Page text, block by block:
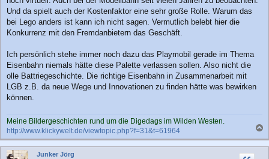
Und da spielt auch der Kostenfaktor eine sehr große Rolle. Warum das
bei Lego anders ist kann ich nicht sagen. Vermutlich belebt hier die
Konkurrenz mit den Fremdanbietern das Geschäft.
Ich persönlich stehe immer noch dazu das Playmobil gerade im Thema
Eisenbahn niemals hätte diese Palette verlassen sollen. Also nicht die
olle Battriegeschichte. Die richtige Eisenbahn in Zusammenarbeit mit
LGB z.B. da neue Wege und Innovationen zu finden hätte was bewirken
können.
Meine Bildergeschichten rund um die Digedags im Wilden Westen.
http://www.klickywelt.de/viewtopic.php?f=31&t=61964
a
c
Junker Jörg